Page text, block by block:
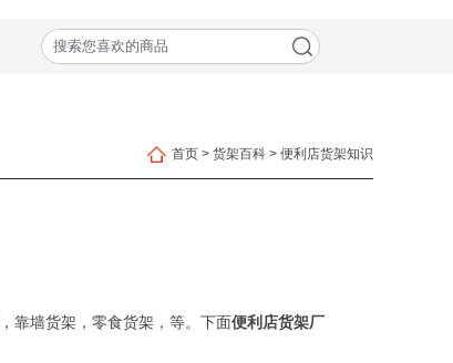
首页 > 货架百科 > 便利店货架知识
，靠墙货架，零食货架，等。下面便利店货架厂